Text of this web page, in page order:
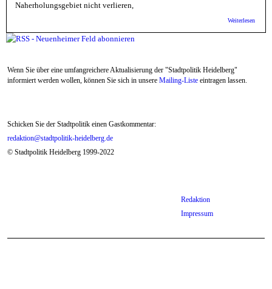
Naherholungsgebiet nicht verlieren,
Weiterlesen
Wenn Sie über eine umfangreichere Aktualisierung der "Stadtpolitik Heidelberg"
informiert werden wollen, können Sie sich in unsere Mailing-Liste eintragen lassen.
Schicken Sie der Stadtpolitik einen Gastkommentar:
redaktion@stadtpolitik-heidelberg.de
© Stadtpolitik Heidelberg 1999-2022
Redaktion
Impressum